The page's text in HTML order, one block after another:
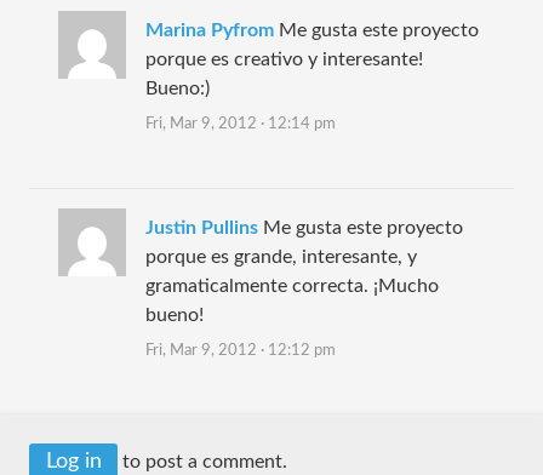
Marina Pyfrom Me gusta este proyecto
porque es creativo y interesante!
Bueno:)
Fri, Mar 9, 2012 · 12:14 pm
Justin Pullins Me gusta este proyecto
porque es grande, interesante, y
gramaticalmente correcta. ¡Mucho
bueno!
Fri, Mar 9, 2012 · 12:12 pm
Log in to post a comment.